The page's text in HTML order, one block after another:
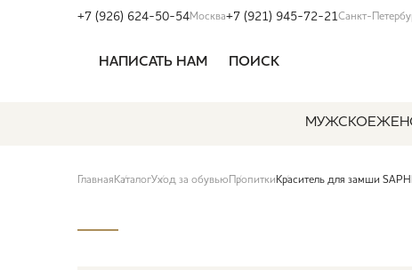
+7 (926) 624-50-54Москва+7 (921) 945-72-21Санкт-
НАПИСАТЬ НАМ ПОИСК
МУЖСКОЕ
Главная КаталогУход за обувью ПропиткиКраситель для замши